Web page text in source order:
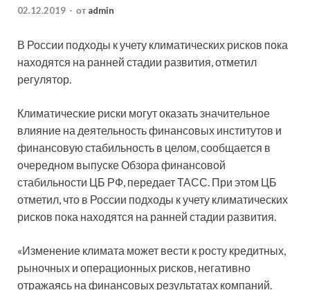
02.12.2019 - от admin
В России подходы к учету климатических рисков пока
находятся на ранней стадии развития, отметил
регулятор.
Климатические риски могут оказать значительное
влияние на деятельность финансовых институтов и
финансовую стабильность в целом, сообщается в
очередном выпуске Обзора финансовой
стабильности ЦБ РФ, передает ТАСС. При этом ЦБ
отметил, что в России подходы к учету климатических
рисков пока находятся на ранней стадии развития.
«Изменение климата может вести к росту кредитных,
рыночных и операционных рисков, негативно
отражаясь на финансовых результатах компаний.